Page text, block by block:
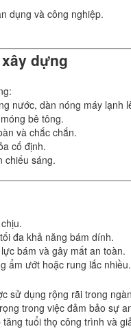
dụng và công nghiệp.
dựng
nước, dàn nóng máy lạnh
bê tông.
và chắc chắn.
cố định.
chiếu sáng.
đa khả năng bám dính.
bám và gây mất an toàn.
ẩm ướt hoặc rung lắc nhiều.
sử dụng rộng rãi trong
trong việc đảm bảo sự
tuổi thọ công trình và